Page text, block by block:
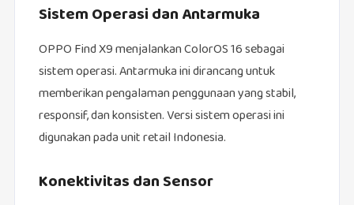
Sistem Operasi dan Antarmuka
OPPO Find X9 menjalankan ColorOS 16 sebagai
sistem operasi. Antarmuka ini dirancang untuk
memberikan pengalaman penggunaan yang stabil,
responsif, dan konsisten. Versi sistem operasi ini
digunakan pada unit retail Indonesia.
Konektivitas dan Sensor